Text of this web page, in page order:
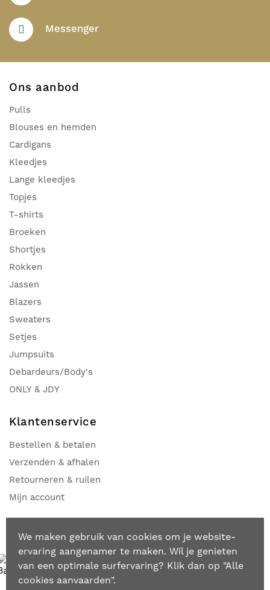
Messenger
Ons aanbod
Pulls
Blouses en hemden
Cardigans
Kleedjes
Lange kleedjes
Topjes
T-shirts
Broeken
Shortjes
Rokken
Jassen
Blazers
Sweaters
Setjes
Jumpsuits
Debardeurs/Body's
ONLY & JDY
Klantenservice
Bestellen & betalen
Verzenden & afhalen
Retourneren & ruilen
Mijn account
Veilig online bestellen & betalen
We maken gebruik van cookies om je website-
ervaring aangenamer te maken. Wil je genieten
van een optimale surfervaring? Klik dan op "Alle
cookies aanvaarden".